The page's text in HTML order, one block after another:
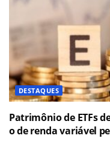
DESTAQUES
Patrimônio de ETFs
o de renda variável